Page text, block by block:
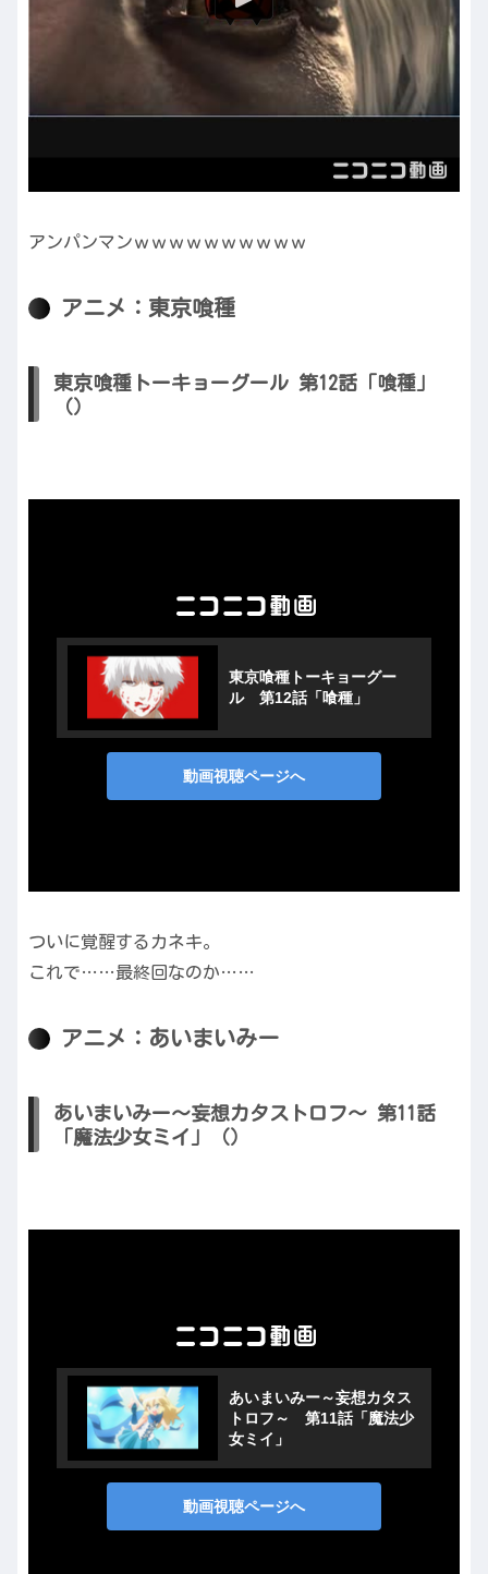
アンパンマンｗｗｗｗｗｗｗｗｗｗ
アニメ：東京喰種
東京喰種トーキョーグール 第12話「喰種」
（）
ついに覚醒するカネキ。
これで……最終回なのか……
アニメ：あいまいみー
あいまいみー～妄想カタストロフ～ 第11話
「魔法少女ミイ」（）